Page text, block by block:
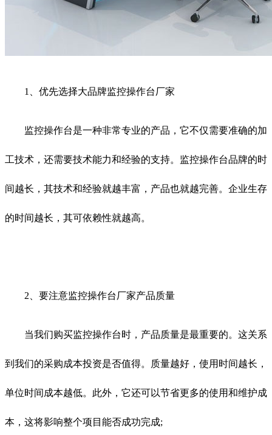
1、优先选择大品牌监控操作台厂家
监控操作台是一种非常专业的产品，它不仅需要准确的加
工技术，还需要技术能力和经验的支持。监控操作台品牌的时
间越长，其技术和经验就越丰富，产品也就越完善。企业生存
的时间越长，其可依赖性就越高。
2、要注意监控操作台厂家产品质量
当我们购买监控操作台时，产品质量是最重要的。这关系
到我们的采购成本投资是否值得。质量越好，使用时间越长，
单位时间成本越低。此外，它还可以节省更多的使用和维护成
本，这将影响整个项目能否成功完成;